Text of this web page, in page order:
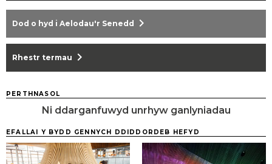
Dod o hyd i Aelodau'r Senedd chevron_right
Rhestr termau chevron_right
PERTHNASOL
Ni ddarganfuwyd unrhyw ganlyniadau
EFALLAI Y BYDD GENNYCH DDIDDORDEB HEFYD